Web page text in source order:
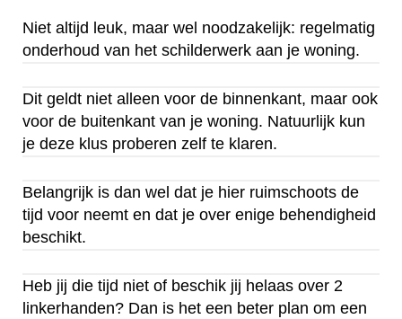
Niet altijd leuk, maar wel noodzakelijk: regelmatig
onderhoud van het schilderwerk aan je woning.
Dit geldt niet alleen voor de binnenkant, maar ook
voor de buitenkant van je woning. Natuurlijk kun
je deze klus proberen zelf te klaren.
Belangrijk is dan wel dat je hier ruimschoots de
tijd voor neemt en dat je over enige behendigheid
beschikt.
Heb jij die tijd niet of beschik jij helaas over 2
linkerhanden? Dan is het een beter plan om een